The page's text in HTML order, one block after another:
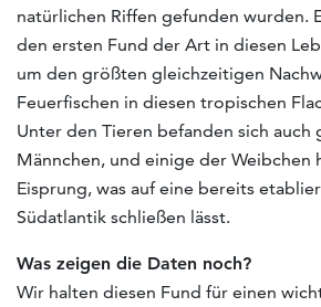
natürlichen Riffen gefunden wurden.
den ersten Fund der Art in diesen
um den größten gleichzeitigen
Feuerfischen in diesen tropischen
Unter den Tieren befanden sich auch
Männchen, und einige der Weibchen
Eisprung, was auf eine bereits
Südatlantik schließen lässt.
Was zeigen die Daten noch?
Wir halten diesen Fund für einen